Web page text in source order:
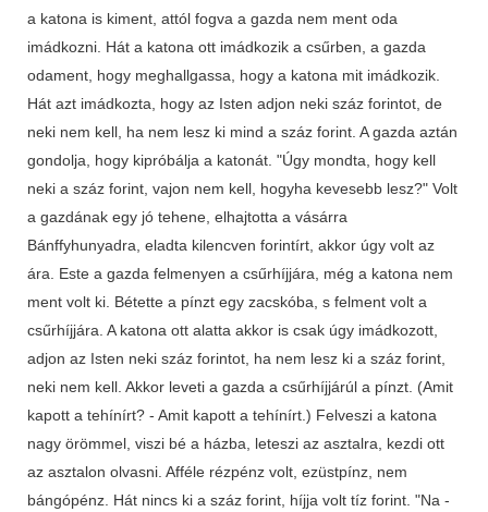
a katona is kiment, attól fogva a gazda nem ment oda
imádkozni. Hát a katona ott imádkozik a csűrben, a gazda
odament, hogy meghallgassa, hogy a katona mit imádkozik.
Hát azt imádkozta, hogy az Isten adjon neki száz forintot, de
neki nem kell, ha nem lesz ki mind a száz forint. A gazda aztán
gondolja, hogy kipróbálja a katonát. "Úgy mondta, hogy kell
neki a száz forint, vajon nem kell, hogyha kevesebb lesz?" Volt
a gazdának egy jó tehene, elhajtotta a vásárra
Bánffyhunyadra, eladta kilencven forintírt, akkor úgy volt az
ára. Este a gazda felmenyen a csűrhíjjára, még a katona nem
ment volt ki. Bétette a pínzt egy zacskóba, s felment volt a
csűrhíjjára. A katona ott alatta akkor is csak úgy imádkozott,
adjon az Isten neki száz forintot, ha nem lesz ki a száz forint,
neki nem kell. Akkor leveti a gazda a csűrhíjjárúl a pínzt. (Amit
kapott a tehínírt? - Amit kapott a tehínírt.) Felveszi a katona
nagy örömmel, viszi bé a házba, leteszi az asztalra, kezdi ott
az asztalon olvasni. Afféle rézpénz volt, ezüstpínz, nem
bángópénz. Hát nincs ki a száz forint, híjja volt tíz forint. "Na -